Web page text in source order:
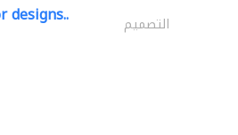
designs.. التصميم